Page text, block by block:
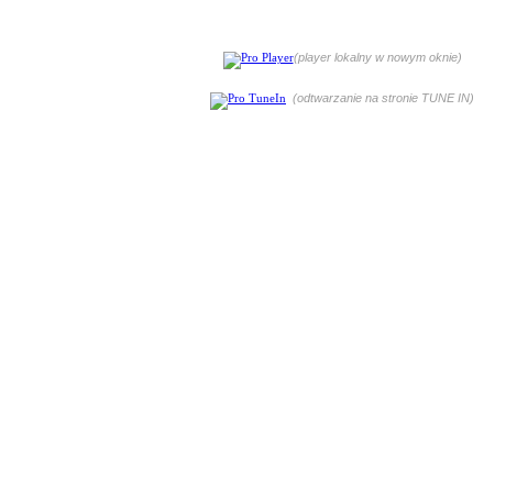
(player lokalny w nowym oknie)
(odtwarzanie na stronie TUNE IN)